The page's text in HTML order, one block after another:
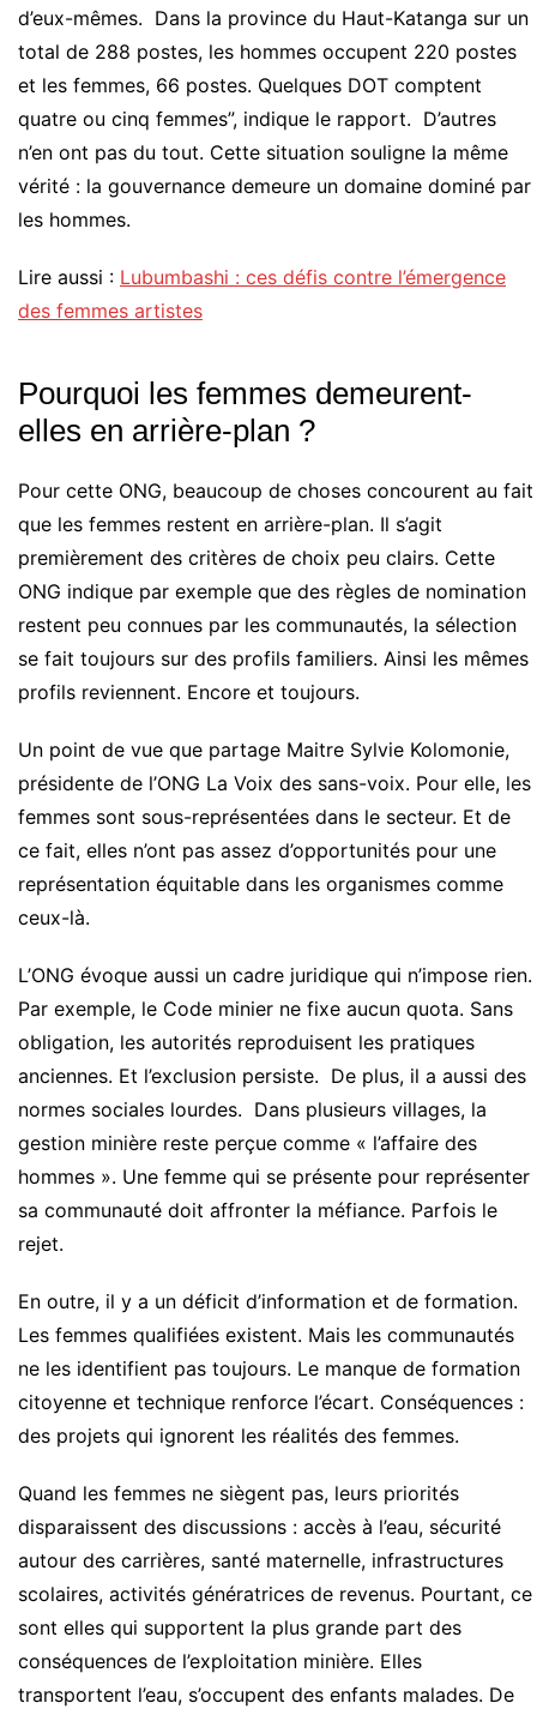
d’eux-mêmes. Dans la province du Haut-Katanga sur un
total de 288 postes, les hommes occupent 220 postes
et les femmes, 66 postes. Quelques DOT comptent
quatre ou cinq femmes”, indique le rapport. D’autres
n’en ont pas du tout. Cette situation souligne la même
vérité : la gouvernance demeure un domaine dominé par
les hommes.
Lire aussi : Lubumbashi : ces défis contre l’émergence
des femmes artistes
Pourquoi les femmes demeurent-
elles en arrière-plan ?
Pour cette ONG, beaucoup de choses concourent au fait
que les femmes restent en arrière-plan. Il s’agit
premièrement des critères de choix peu clairs. Cette
ONG indique par exemple que des règles de nomination
restent peu connues par les communautés, la sélection
se fait toujours sur des profils familiers. Ainsi les mêmes
profils reviennent. Encore et toujours.
Un point de vue que partage Maitre Sylvie Kolomonie,
présidente de l’ONG La Voix des sans-voix. Pour elle, les
femmes sont sous-représentées dans le secteur. Et de
ce fait, elles n’ont pas assez d’opportunités pour une
représentation équitable dans les organismes comme
ceux-là.
L’ONG évoque aussi un cadre juridique qui n’impose rien.
Par exemple, le Code minier ne fixe aucun quota. Sans
obligation, les autorités reproduisent les pratiques
anciennes. Et l’exclusion persiste. De plus, il a aussi des
normes sociales lourdes. Dans plusieurs villages, la
gestion minière reste perçue comme « l’affaire des
hommes ». Une femme qui se présente pour représenter
sa communauté doit affronter la méfiance. Parfois le
rejet.
En outre, il y a un déficit d’information et de formation.
Les femmes qualifiées existent. Mais les communautés
ne les identifient pas toujours. Le manque de formation
citoyenne et technique renforce l’écart. Conséquences :
des projets qui ignorent les réalités des femmes.
Quand les femmes ne siègent pas, leurs priorités
disparaissent des discussions : accès à l’eau, sécurité
autour des carrières, santé maternelle, infrastructures
scolaires, activités génératrices de revenus. Pourtant, ce
sont elles qui supportent la plus grande part des
conséquences de l’exploitation minière. Elles
transportent l’eau, s’occupent des enfants malades. De